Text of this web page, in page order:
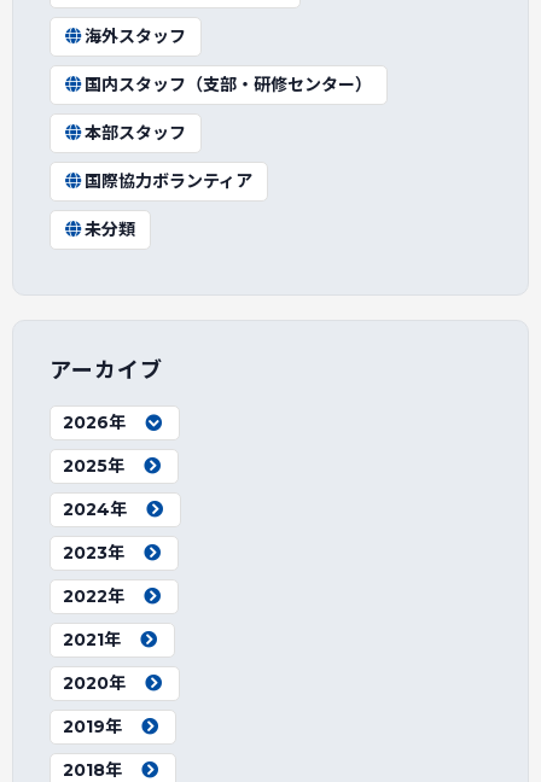
海外スタッフ
国内スタッフ（支部・研修センター）
本部スタッフ
国際協力ボランティア
未分類
アーカイブ
2026年
2025年
2024年
2023年
2022年
2021年
2020年
2019年
2018年